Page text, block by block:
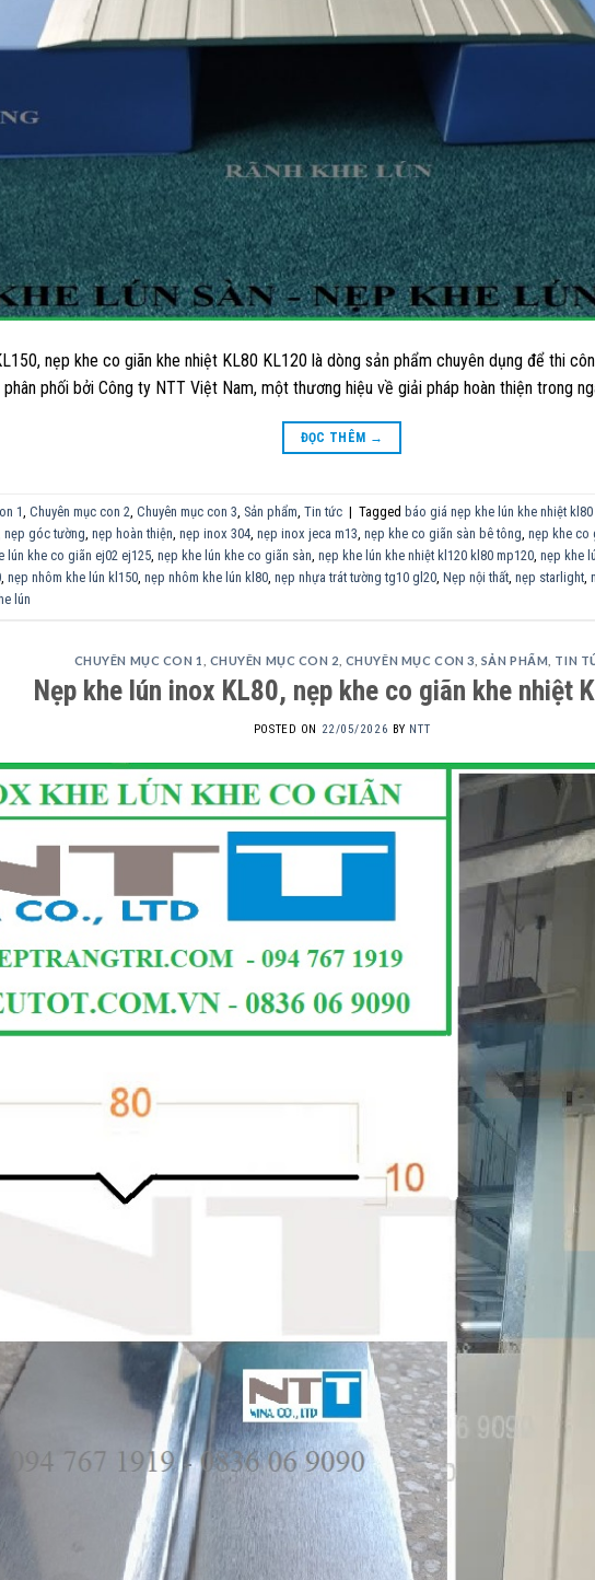
nẹp khe co giãn khe nhiệt KL80 KL120 là dòng sản phẩm chuyên dụng để thi
phối bởi Công ty NTT Việt Nam, một thương hiệu về giải pháp hoàn thiện trong
ĐỌC THÊM →
1, Chuyên mục con 2, Chuyên mục con 3, Sản phẩm, Tin tức | Tagged báo giá nẹp khe lún khe nhiệt
nẹp góc tường, nẹp hoàn thiện, nẹp inox 304, nẹp inox jeca m13, nẹp khe co giãn sàn bê tông, nẹp khe co
lún khe co giãn ej02 ej125, nẹp khe lún khe co giãn sàn, nẹp khe lún khe nhiệt kl120 kl80 mp120, nẹp khe
, nẹp nhôm khe lún kl150, nẹp nhôm khe lún kl80, nẹp nhựa trát tường tg10 gl20, Nẹp nội thất, nẹp starlight,
lún
CHUYÊN MỤC CON 1 CHUYÊN MỤC CON 2 CHUYÊN MỤC CON 3 SẢN PHẨM TIN
Nẹp khe lún inox KL80, nẹp khe co giãn khe nhiệt
POSTED ON 22/05/2026 BY NTT